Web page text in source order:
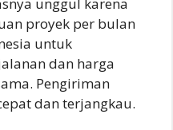
proyek per bulan
untuk
dan harga
Pengiriman
dan terjangkau.